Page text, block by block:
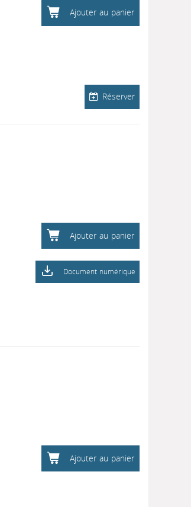
Ajouter au panier
Réserver
Ajouter au panier
Document numérique
Ajouter au panier